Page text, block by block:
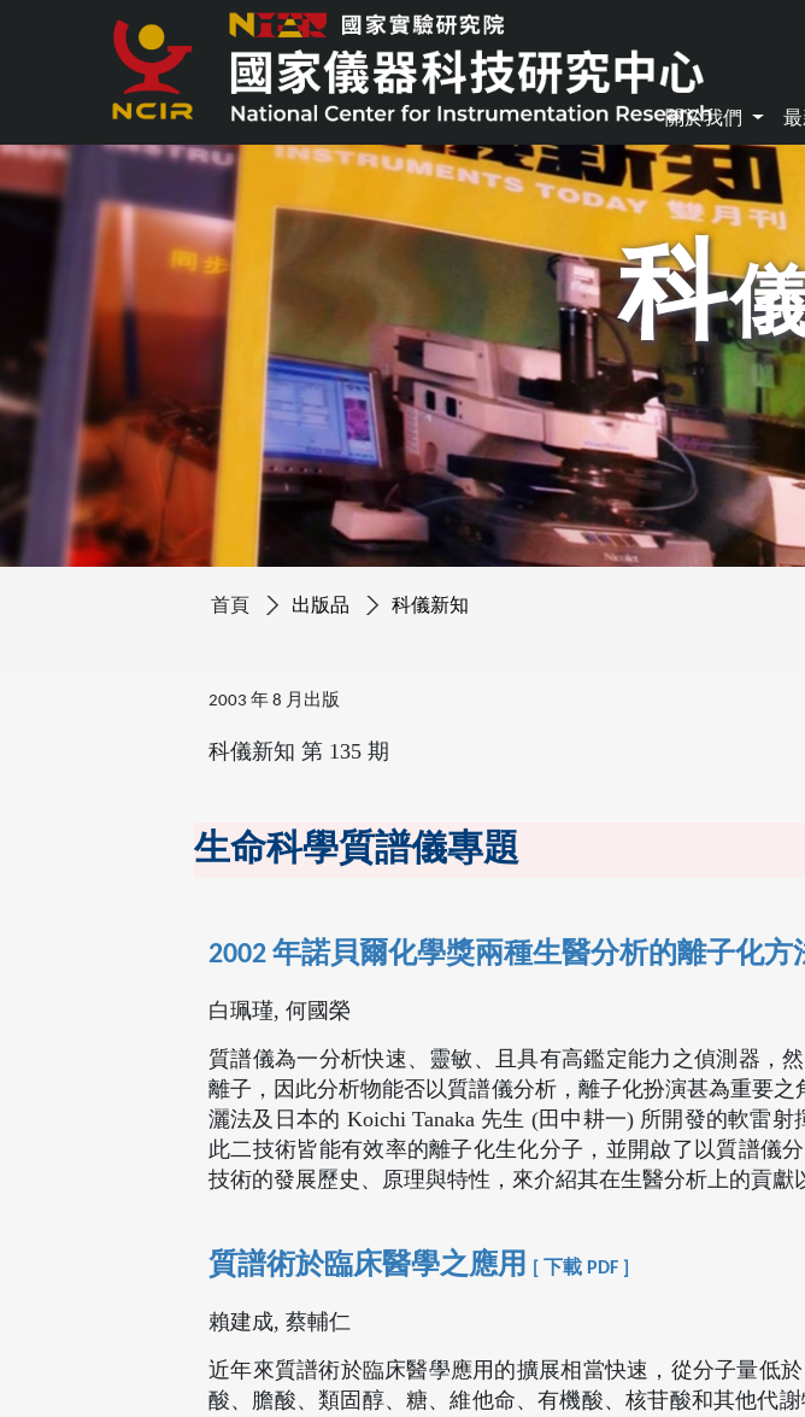
關於我們
科
首頁 出版品 科儀新知
2003 年 8 月出版
科儀新知 第 135 期
生命科學質譜儀專題
2002 年諾貝爾化學獎兩種生醫分析的離子化方
白珮瑾, 何國榮
質譜儀為一分析快速、靈敏、且具有高鑑定能力之偵測器，
離子，因此分析物能否以質譜儀分析，離子化扮演甚為重要之
灑法及日本的 Koichi Tanaka 先生 (田中耕一) 所開發的軟雷射
此二技術皆能有效率的離子化生化分子，並開啟了以質譜儀
技術的發展歷史、原理與特性，來介紹其在生醫分析上的貢獻
質譜術於臨床醫學之應用 [ 下載 PDF ]
賴建成, 蔡輔仁
近年來質譜術於臨床醫學應用的擴展相當快速，從分子量低
酸、膽酸、類固醇、糖、維他命、有機酸、核苷酸和其他代